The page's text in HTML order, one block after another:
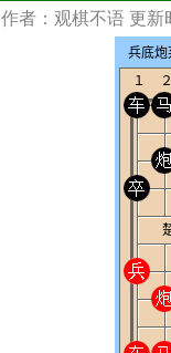
作者：观棋不语 更新